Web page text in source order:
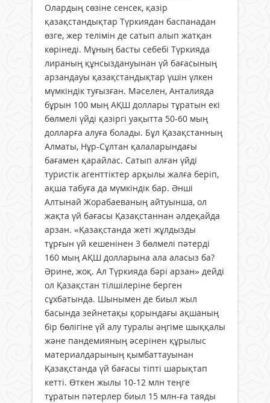
Олардың сөзіне сенсек, қазір
қазақстандықтар Түркиядан баспанадан
өзге, жер телімін де сатып алып жатқан
көрінеді. Мұның басты себебі Түркияда
лираның құнсыздануынан үй бағасының
арзандауы қазақстандықтар үшін үлкен
мүмкіндік туғызған. Мәселен, Анталияда
бұрын 100 мың АҚШ доллары тұратын екі
бөлмелі үйді қазіргі уақытта 50-60 мың
долларға алуға болады. Бұл Қазақстанның
Алматы, Нұр-Сұлтан қалаларындағы
бағамен қарайлас. Сатып алған үйді
туристік агенттіктер арқылы жалға беріп,
ақша табуға да мүмкіндік бар. Әнші
Алтынай Жорабаеваның айтуынша, ол
жақта үй бағасы Қазақстаннан әлдеқайда
арзан. «Қазақстанда жеті жұлдызды
тұрғын үй кешенінен 3 бөлмелі пәтерді
160 мың АҚШ долларына ала аласыз ба?
Әрине, жоқ. Ал Түркияда бәрі арзан» дейді
ол Қазақстан тілшілеріне берген
сұхбатында. Шынымен де биыл жыл
басында зейнетақы қорындағы ақшаның
бір бөлігіне үй алу туралы әңгіме шыққалы
және пандемияның әсерінен құрылыс
материалдарының қымбаттауынан
Қазақстанда үй бағасы тіпті шарықтап
кетті. Өткен жылы 10-12 млн теңге
тұратын пәтерлер биыл 15 млн-ға таяды